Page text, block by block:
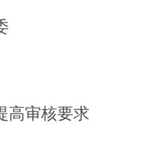
高审核要求